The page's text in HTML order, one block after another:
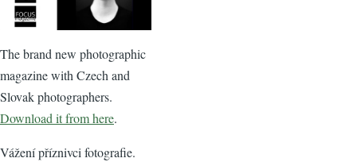
The brand new photographic
magazine with Czech and
Slovak photographers.
Download it from here.
Vážení příznivci fotografie.